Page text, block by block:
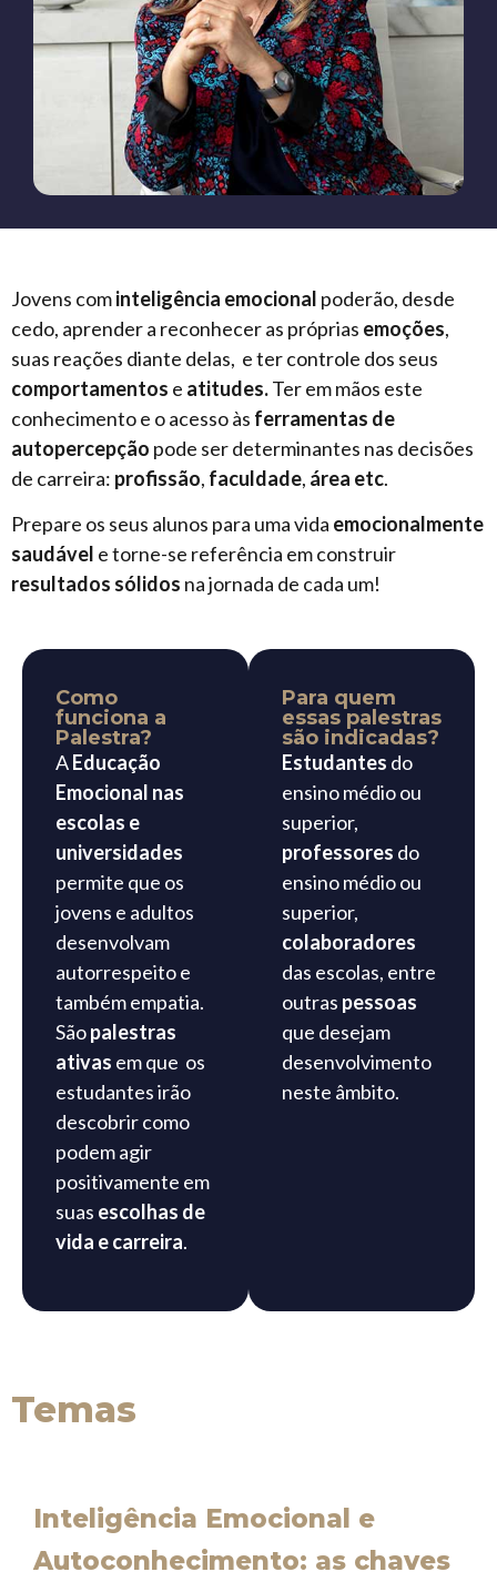
Jovens cominteligência emocional poderão, desde
cedo, aprender a reconhecer as próprias emoções,
suas reações diante delas, e ter controle dos seus
comportamentos e atitudes.Ter em mãos este
conhecimento e o acesso às ferramentas de
autopercepção pode ser determinantes nas decisões
de carreira: profissão, faculdade, área etc.
Prepare os seus alunos para uma vida emocionalmente
saudável e torne-se referência em construir
resultados sólidos na jornada de cada um!
Como
funciona a
Palestra?
AEducação
Emocional nas
escolas e
universidades
permite que os
jovens e adultos
desenvolvam
autorrespeito e
também empatia.
Sãopalestras
ativas em que os
estudantes irão
descobrir como
podem agir
positivamente em
suas escolhas de
vida e carreira.
Para quem
essas palestras
são indicadas?
Estudantes do
ensino médio ou
superior,
professores do
ensino médio ou
superior,
colaboradores
das escolas, entre
outras pessoas
que desejam
desenvolvimento
neste âmbito.
Temas
Inteligência Emocional e
Autoconhecimento: as chaves